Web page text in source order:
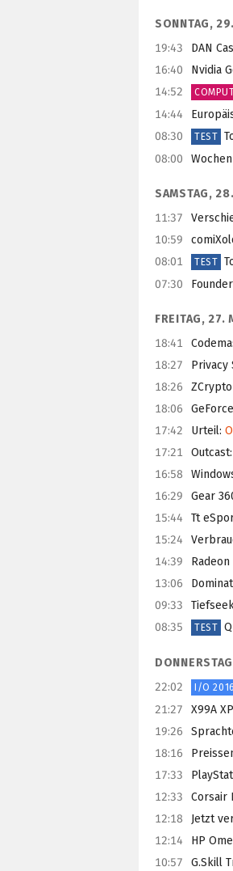
SONNTAG,
19:43
DAN
16:40 Nvidia
14:52
14:44
08:30 TEST
08:00
SAMSTAG,
11:37
10:59
08:01 TEST
07:30
FREITAG, 27.
18:41
18:27 Privacy
18:26
18:06
17:42 Urteil:
17:21
16:58
16:29 Gear
15:44 Tt
15:24
14:39
13:06
09:33
08:35 TEST
22:02
I/O 2016
21:27 X99A
19:26
18:16
17:33
12:33 Corsair
12:18 Jetzt
12:14 HP
10:57 G.Skill